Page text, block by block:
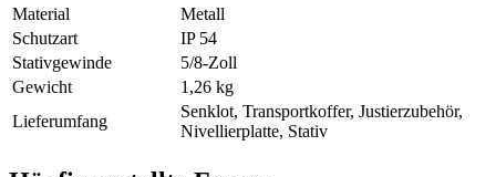
Material
Metall
Schutzart
IP 54
Stativgewinde
5/8-Zoll
Gewicht
1,26 kg
Lieferumfang
Senklot, Transportkoffer, Justierzubehör,
Nivellierplatte, Stativ